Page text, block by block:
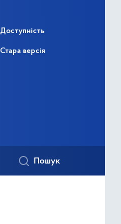
Доступність
Стара версія
Пошук